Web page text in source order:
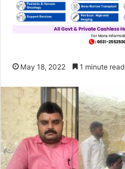
May 18, 2022 1 minute read